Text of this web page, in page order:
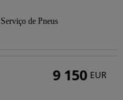
Serviço de Pneus
9 150 EUR